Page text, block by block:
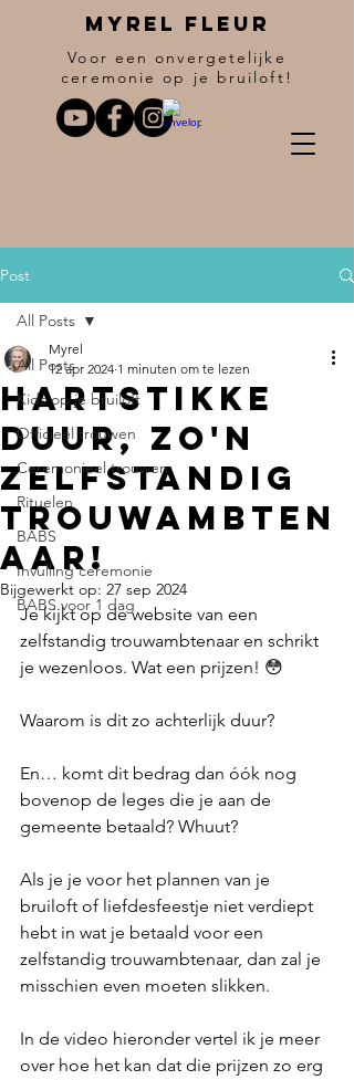
Myrel fleur
Voor een onvergetelijke
ceremonie op je bruiloft!
Post
All Posts
Kids op je bruiloft
Officieel trouwen
Ceremonieel trouwen
Rituelen
BABS
Invulling ceremonie
BABS voor 1 dag
All Posts
Hartstikke
duur, zo'n
zelfstandig
trouwambten
aar!
Myrel
12 apr 2024 1 minuten om te lezen
Bijgewerkt op: 27 sep 2024
Je kijkt op de website van een
zelfstandig trouwambtenaar en schrikt
je wezenloos. Wat een prijzen! 😳
Waarom is dit zo achterlijk duur?
En… komt dit bedrag dan óók nog
bovenop de leges die je aan de
gemeente betaald? Whuut?
Als je je voor het plannen van je
bruiloft of liefdesfeestje niet verdiept
hebt in wat je betaald voor een
zelfstandig trouwambtenaar, dan zal je
misschien even moeten slikken.
In de video hieronder vertel ik je meer
over hoe het kan dat die prijzen zo erg